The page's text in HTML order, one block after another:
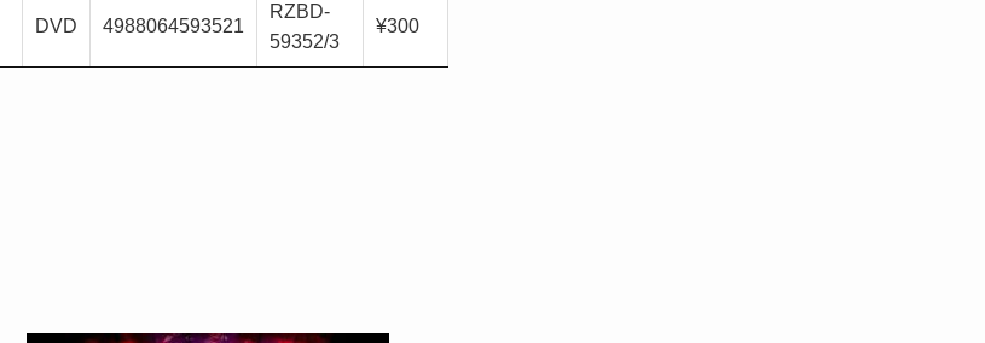
DVD 4988064593521
RZBD-
59352/3
¥300